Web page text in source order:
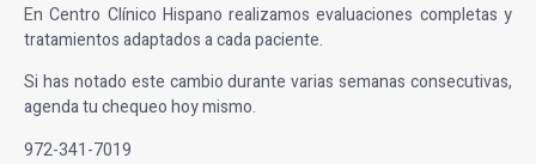
En Centro Clínico Hispano realizamos evaluaciones completas y
tratamientos adaptados a cada paciente.
Si has notado este cambio durante varias semanas consecutivas,
agenda tu chequeo hoy mismo.
972-341-7019